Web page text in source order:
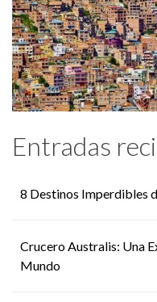
Entradas
8 Destinos Imperdibles
Crucero Australis: Una
Mundo